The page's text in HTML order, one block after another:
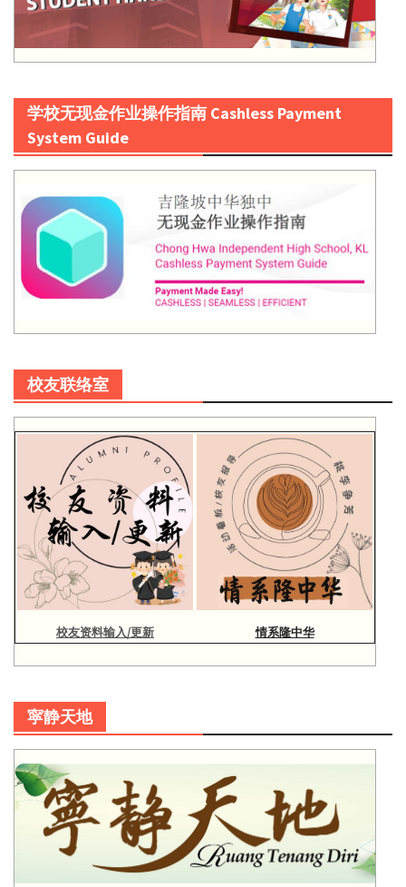
学校无现金作业操作指南 Cashless Payment
System Guide
校友联络室
校友资料输入/更新 情系隆中华
寜静天地